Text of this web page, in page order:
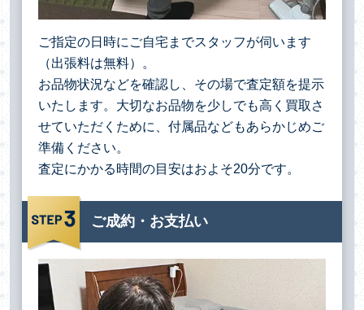
ご指定の日時にご自宅までスタッフが伺います
（出張料は無料）。
お品物状況などを確認し、その場で査定額を提示
いたします。大切なお品物を少しでも高く買取さ
せていただくために、付属品などもあらかじめご
準備ください。
査定にかかる時間の目安はおよそ20分です。
ご成約・お支払い